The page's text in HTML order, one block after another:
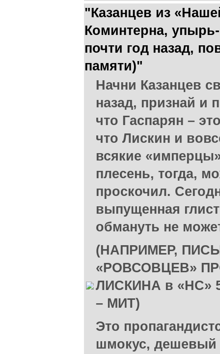
"Казанцев из
Коминтерна,
почти год назад,
памяти)"
Начни Казанцев
назад, признай и
что Гаспарян –
что Лискин и
всякие
плесень, тогда,
проскочил.
выпущенная
обмануть не
(НАПРИМЕР,
«РОВСОВЦЕВ»
ЛИСКИНА в «НС»
– МИТ)
Это
шмокус, дешевый